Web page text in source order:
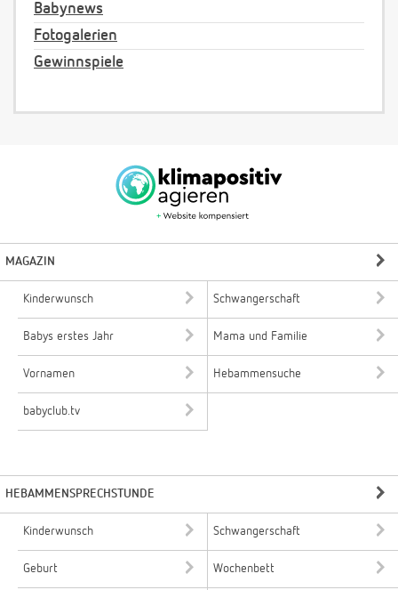
Babynews
Fotogalerien
Gewinnspiele
MAGAZIN
Kinderwunsch Schwangerschaft
Babys erstes Jahr Mama und Familie
Vornamen Hebammensuche
babyclub.tv
HEBAMMENSPRECHSTUNDE
Kinderwunsch Schwangerschaft
Geburt Wochenbett